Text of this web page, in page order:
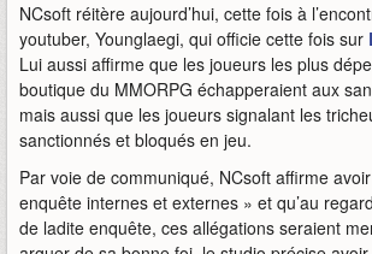
NCsoft réitère aujourd’hui, cette fois à
youtuber, Younglaegi, qui officie cette fois sur
Lui aussi affirme que les joueurs les plus
boutique du MMORPG échapperaient aux
mais aussi que les joueurs signalant les
sanctionnés et bloqués en jeu.
Par voie de communiqué, NCsoft affirme
enquête internes et externes » et qu’au
de ladite enquête, ces allégations seraient